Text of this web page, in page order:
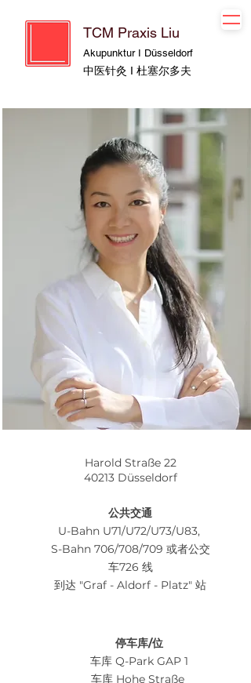
TCM Praxis Liu
Akupunktur I Düsseldorf
中医针灸 I 杜塞尔多夫
Harold Straße 22
40213 Düsseldorf
公共交通
U-Bahn U71/U72/U73/U83,
S-Bahn 706/708/709 或者公交
车726 线
到达 "Graf - Aldorf - Platz" 站
停车库/位
车库 Q-Park GAP 1
车库 Hohe Straße